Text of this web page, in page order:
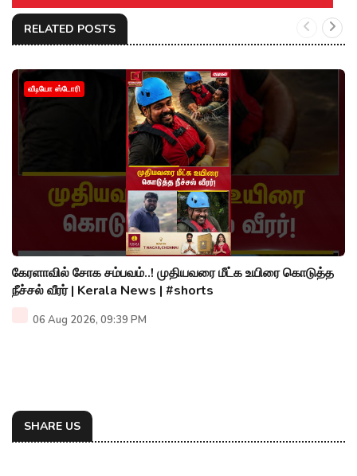
RELATED POSTS
வீடியோ ஸ்டோரி
கேரளாவில் சோக சம்பவம்..! முதியவரை மீட்க உயிரை கொடுத்த
நீச்சல் வீரர் | Kerala News | #shorts
06 Aug 2026, 09:39 PM
SHARE US